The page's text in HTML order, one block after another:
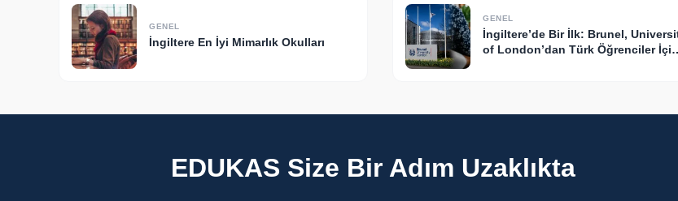
GENEL
İngiltere En İyi Mimarlık Okulları
GENEL
İngiltere’de Bir İlk: Brunel,
of London’dan Türk Öğrenciler İçin
EDUKAS Size Bir Adım Uzaklıkta